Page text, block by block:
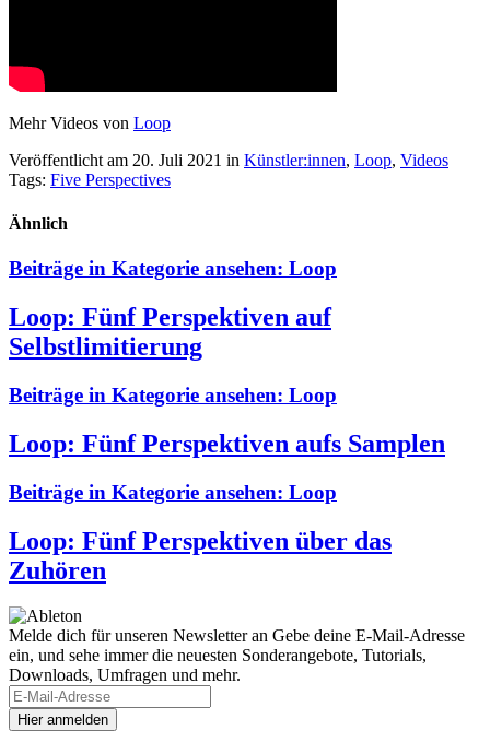
Mehr Videos von Loop
Veröffentlicht am 20. Juli 2021 in Künstler:innen, Loop, Videos
Tags: Five Perspectives
Ähnlich
Beiträge in Kategorie ansehen: Loop
Loop: Fünf Perspektiven auf
Selbstlimitierung
Beiträge in Kategorie ansehen: Loop
Loop: Fünf Perspektiven aufs Samplen
Beiträge in Kategorie ansehen: Loop
Loop: Fünf Perspektiven über das
Zuhören
Melde dich für unseren Newsletter an Gebe deine E-Mail-Adresse
ein, und sehe immer die neuesten Sonderangebote, Tutorials,
Downloads, Umfragen und mehr.